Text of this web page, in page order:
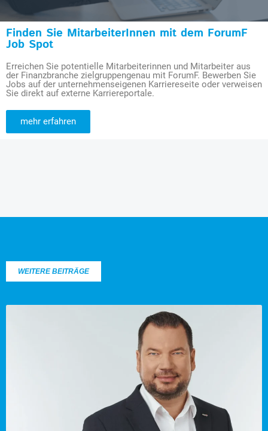
Finden Sie MitarbeiterInnen mit dem ForumF
Job Spot
Erreichen Sie potentielle Mitarbeiterinnen und Mitarbeiter aus
der Finanzbranche zielgruppengenau mit ForumF. Bewerben Sie
Jobs auf der unternehmenseigenen Karriereseite oder verweisen
Sie direkt auf externe Karriereportale.
mehr erfahren
WEITERE BEITRÄGE